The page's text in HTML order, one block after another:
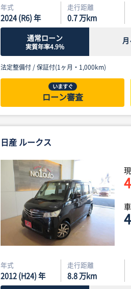
年式
2024 (R6) 年
走行距離
0.7万km
通常ローン
実質年率4.9%
月
法定整備付 /保証付(1ヶ月・1,000km)
いますぐ
ローン審査
日産 ルークス
年式
2012 (H24) 年
走行距離
8.8万km